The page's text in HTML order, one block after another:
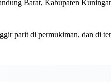
Barat, Kabupaten
parit di permukiman, dan di